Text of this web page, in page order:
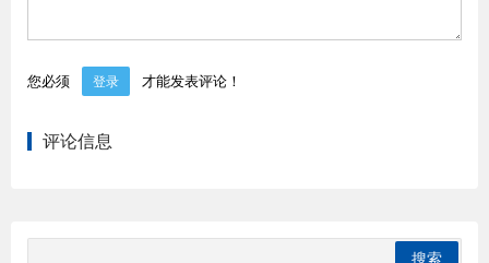
您必须 登录 才能发表评论！
评论信息